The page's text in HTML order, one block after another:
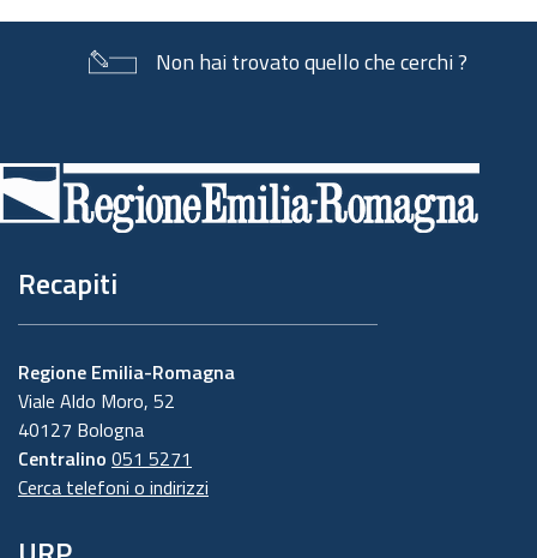
Non hai trovato quello che cerchi ?
di
pagina
Recapiti
Regione Emilia-Romagna
Viale Aldo Moro, 52
40127 Bologna
Centralino 051 5271
Cerca telefoni o indirizzi